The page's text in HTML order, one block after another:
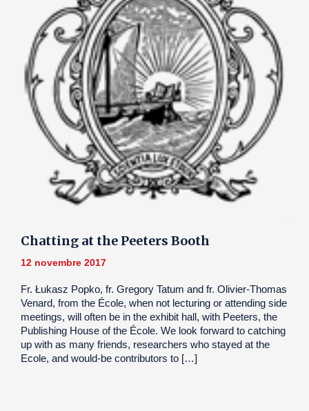
Chatting at the Peeters Booth
12 novembre 2017
Fr. Łukasz Popko, fr. Gregory Tatum and fr. Olivier-Thomas
Venard, from the École, when not lecturing or attending side
meetings, will often be in the exhibit hall, with Peeters, the
Publishing House of the École. We look forward to catching
up with as many friends, researchers who stayed at the
Ecole, and would-be contributors to […]